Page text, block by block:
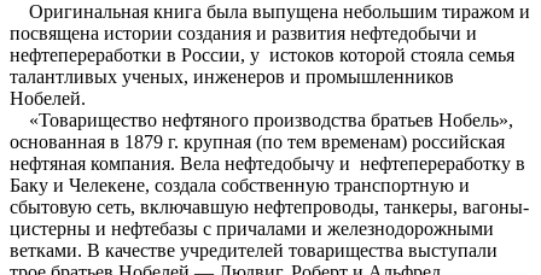
Оригинальная книга была выпущена небольшим тиражом и
посвящена истории создания и развития нефтедобычи и
нефтепереработки в России, у истоков которой стояла семья
талантливых ученых, инженеров и промышленников
Нобелей.
«Товарищество нефтяного производства братьев Нобель»,
основанная в 1879 г. крупная (по тем временам) российская
нефтяная компания. Вела нефтедобычу и нефтепереработку в
Баку и Челекене, создала собственную транспортную и
сбытовую сеть, включавшую нефтепроводы, танкеры, вагоны-
цистерны и нефтебазы с причалами и железнодорожными
ветками. В качестве учредителей товарищества выступали